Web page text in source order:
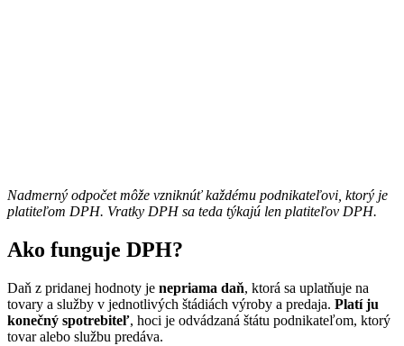
Nadmerný odpočet môže vzniknúť každému podnikateľovi, ktorý je
platiteľom DPH. Vratky DPH sa teda týkajú len platiteľov DPH.
Ako funguje DPH?
Daň z pridanej hodnoty je nepriama daň, ktorá sa uplatňuje na
tovary a služby v jednotlivých štádiách výroby a predaja. Platí ju
konečný spotrebiteľ, hoci je odvádzaná štátu podnikateľom, ktorý
tovar alebo službu predáva.